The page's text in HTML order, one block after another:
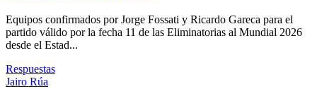
Equipos confirmados por Jorge Fossati y Ricardo Gareca para el
partido válido por la fecha 11 de las Eliminatorias al Mundial 2026
desde el Estad...
Respuestas
Jairo Rúa